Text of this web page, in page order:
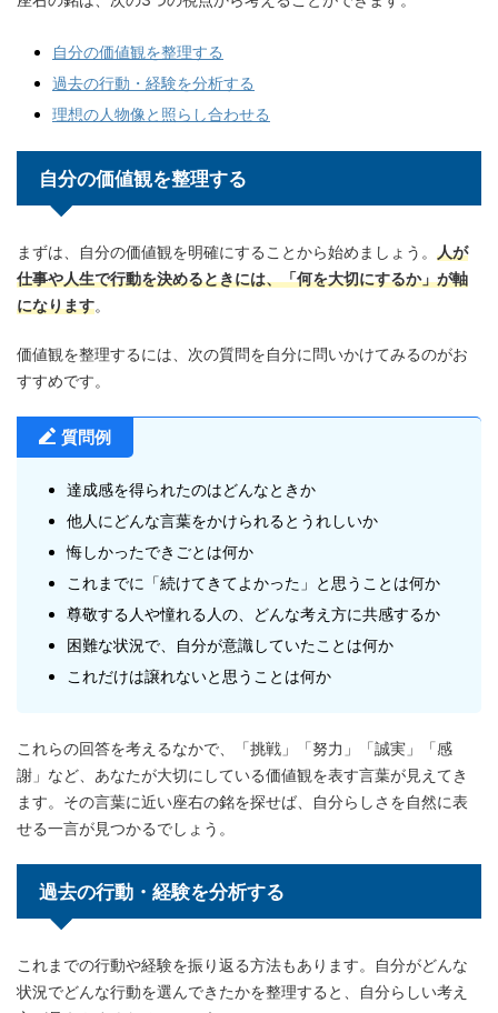
自分の価値観を整理する
過去の行動・経験を分析する
理想の人物像と照らし合わせる
自分の価値観を整理する
まずは、自分の価値観を明確にすることから始めましょう。 人が
仕事や人生で行動を決めるときには、「何を大切にするか」が軸
になります。
価値観を整理するには、次の質問を自分に問いかけてみるのがお
すすめです。
質問例
達成感を得られたのはどんなときか
他人にどんな言葉をかけられるとうれしいか
悔しかったできごとは何か
これまでに「続けてきてよかった」と思うことは何か
尊敬する人や憧れる人の、どんな考え方に共感するか
困難な状況で、自分が意識していたことは何か
これだけは譲れないと思うことは何か
これらの回答を考えるなかで、「挑戦」「努力」「誠実」「感
謝」など、あなたが大切にしている価値観を表す言葉が見えてき
ます。その言葉に近い座右の銘を探せば、自分らしさを自然に表
せる一言が見つかるでしょう。
過去の行動・経験を分析する
これまでの行動や経験を振り返る方法もあります。自分がどんな
状況でどんな行動を選んできたかを整理すると、自分らしい考え